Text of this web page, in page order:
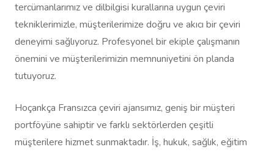
tercümanlarımız ve dilbilgisi kurallarına uygun çeviri
tekniklerimizle, müşterilerimize doğru ve akıcı bir çeviri
deneyimi sağlıyoruz. Profesyonel bir ekiple çalışmanın
önemini ve müşterilerimizin memnuniyetini ön planda
tutuyoruz.
Hoçankça Fransızca çeviri ajansımız, geniş bir müşteri
portföyüne sahiptir ve farklı sektörlerden çeşitli
müşterilere hizmet sunmaktadır. İş, hukuk, sağlık, eğitim